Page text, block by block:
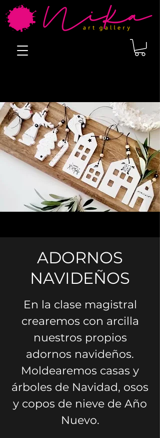
ADORNOS
NAVIDEÑOS
En la clase magistral
crearemos con arcilla
nuestros propios
adornos navideños.
Moldearemos casas y
árboles de Navidad, osos
y copos de nieve de Año
Nuevo.